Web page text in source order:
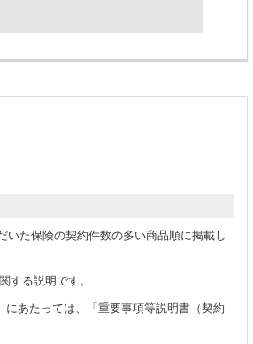
た保険の契約件数の多い商品順に掲載し
する説明です。
あたっては、「重要事項等説明書（契約